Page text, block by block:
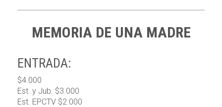
MEMORIA DE UNA MADRE
ENTRADA:
$4.000
Est. y Jub. $3.000
Est. EPCTV $2.000